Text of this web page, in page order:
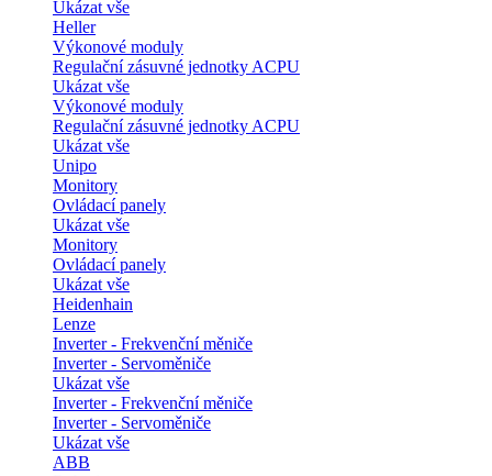
Ukázat vše
Heller
Výkonové moduly
Regulační zásuvné jednotky ACPU
Ukázat vše
Výkonové moduly
Regulační zásuvné jednotky ACPU
Ukázat vše
Unipo
Monitory
Ovládací panely
Ukázat vše
Monitory
Ovládací panely
Ukázat vše
Heidenhain
Lenze
Inverter - Frekvenční měniče
Inverter - Servoměniče
Ukázat vše
Inverter - Frekvenční měniče
Inverter - Servoměniče
Ukázat vše
ABB